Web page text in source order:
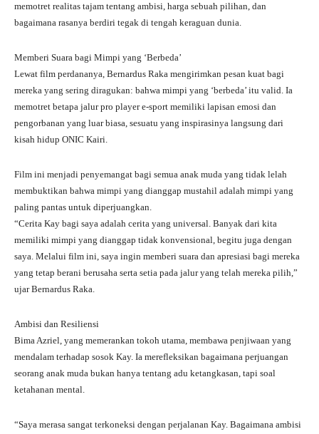
memotret realitas tajam tentang ambisi, harga sebuah pilihan, dan
bagaimana rasanya berdiri tegak di tengah keraguan dunia.
Memberi Suara bagi Mimpi yang ‘Berbeda’
Lewat film perdananya, Bernardus Raka mengirimkan pesan kuat bagi
mereka yang sering diragukan: bahwa mimpi yang ‘berbeda’ itu valid. Ia
memotret betapa jalur pro player e-sport memiliki lapisan emosi dan
pengorbanan yang luar biasa, sesuatu yang inspirasinya langsung dari
kisah hidup ONIC Kairi.
Film ini menjadi penyemangat bagi semua anak muda yang tidak lelah
membuktikan bahwa mimpi yang dianggap mustahil adalah mimpi yang
paling pantas untuk diperjuangkan.
“Cerita Kay bagi saya adalah cerita yang universal. Banyak dari kita
memiliki mimpi yang dianggap tidak konvensional, begitu juga dengan
saya. Melalui film ini, saya ingin memberi suara dan apresiasi bagi mereka
yang tetap berani berusaha serta setia pada jalur yang telah mereka pilih,”
ujar Bernardus Raka.
Ambisi dan Resiliensi
Bima Azriel, yang memerankan tokoh utama, membawa penjiwaan yang
mendalam terhadap sosok Kay. Ia merefleksikan bagaimana perjuangan
seorang anak muda bukan hanya tentang adu ketangkasan, tapi soal
ketahanan mental.
“Saya merasa sangat terkoneksi dengan perjalanan Kay. Bagaimana ambisi